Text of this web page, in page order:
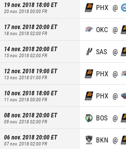
19 nov. 2018 18:00ET
20 nov. 2018 00:00FR PHX @
17 nov. 2018 20:00ET
18 nov. 2018 02:00FR OKC @
14 nov. 2018 20:00ET
15 nov. 2018 02:00FR SAS @
12 nov. 2018 19:00ET
13 nov. 2018 01:00FR PHX @
10 nov. 2018 18:00ET
11 nov. 2018 00:00FR PHX @
08 nov. 2018 20:00ET
09 nov. 2018 02:00FR BOS @
06 nov. 2018 20:00ET
07 nov. 2018 02:00FR BKN @